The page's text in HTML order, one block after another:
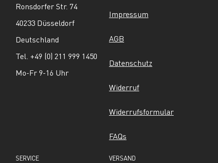
Ronsdorfer Str. 74
40233 Düsseldorf
Deutschland
Tel. +49 (0) 211 999 1450
Mo-Fr 9-16 Uhr
Impressum
AGB
Datenschutz
Widerruf
Widerrufsformular
FAQs
SERVICE VERSAND